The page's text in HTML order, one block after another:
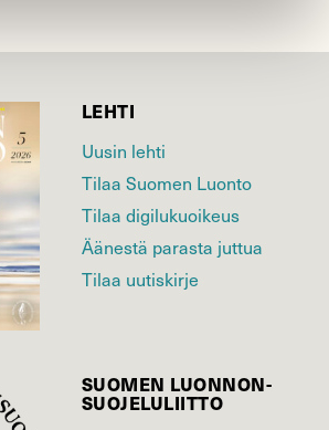
LEHTI
Uusin lehti
Tilaa Suomen Luonto
Tilaa digilukuoikeus
Äänestä parasta juttua
Tilaa uutiskirje
SUOMEN LUONNON­
SUOJELU­LIITTO